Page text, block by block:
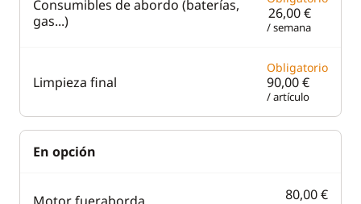
Consumibles de abordo (baterías,
gas...)
26,00 €
/ semana
Limpieza final
Obligatorio
90,00 €
/ artículo
En opción
80,00 €